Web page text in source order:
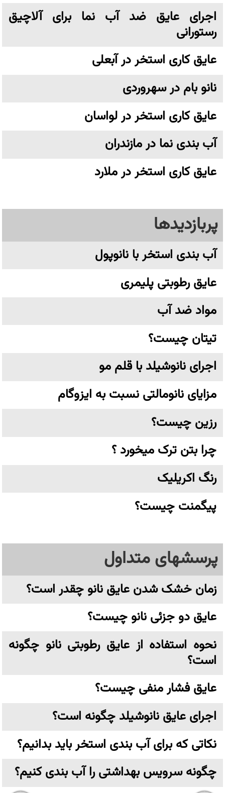
اجرای عایق ضد آب نما برای آلاچیق
رستورانی
عایق کاری استخر در آبعلی
نانو بام در سهروردی
عایق کاری استخر در لواسان
آب بندی نما در مازندران
عایق کاری استخر در ملارد
پربازدیدها
آب بندی استخر با نانوپول
عایق رطوبتی پلیمری
مواد ضد آب
تیتان چیست؟
اجرای نانوشیلد با قلم مو
مزایای نانومالتی نسبت به ایزوگام
رزین چیست؟
چرا بتن ترک میخورد ؟
رنگ اکریلیک
پیگمنت چیست؟
پرسشهای متداول
زمان خشک شدن عایق نانو چقدر است؟
عایق دو جزئی نانو چیست؟
نحوه استفاده از عایق رطوبتی نانو چگونه
است؟
عایق فشار منفی چیست؟
اجرای عایق نانوشیلد چگونه است؟
نکاتی که برای آب بندی استخر باید بدانیم؟
چگونه سرویس بهداشتی را آب بندی کنیم؟